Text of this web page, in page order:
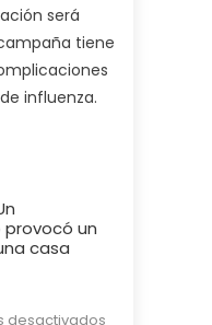
será
tiene
influenza.
un
casa
desactivadosen